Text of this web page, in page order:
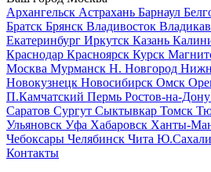
Архангельск Астрахань Барнаул
Братск Брянск Владивосток
Екатеринбург Иркутск Казань
Краснодар Красноярск Курск
Москва Мурманск Н. Новгород
Новокузнецк Новосибирск Омск
П.Камчатский Пермь Ростов-на-Дону
Саратов Сургут Сыктывкар Томск
Ульяновск Уфа Хабаровск Ханты-
Чебоксары Челябинск Чита
Контакты